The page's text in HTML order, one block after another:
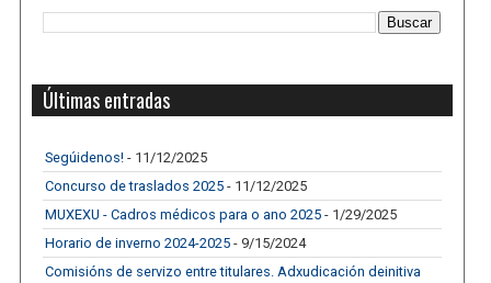
Últimas entradas
Segúidenos! - 11/12/2025
Concurso de traslados 2025 - 11/12/2025
MUXEXU - Cadros médicos para o ano 2025 - 1/29/2025
Horario de inverno 2024-2025 - 9/15/2024
Comisións de servizo entre titulares. Adxudicación deinitiva